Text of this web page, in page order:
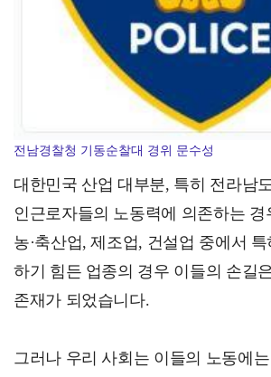
전남경찰청 기동순찰대 경위 문수성
대한민국 산업 대부분, 특히 전라남
인근로자들의 노동력에 의존하는 경
농·축산업, 제조업, 건설업 중에서
하기 힘든 업종의 경우 이들의 손길
존재가 되었습니다.
그러나 우리 사회는 이들의 노동에